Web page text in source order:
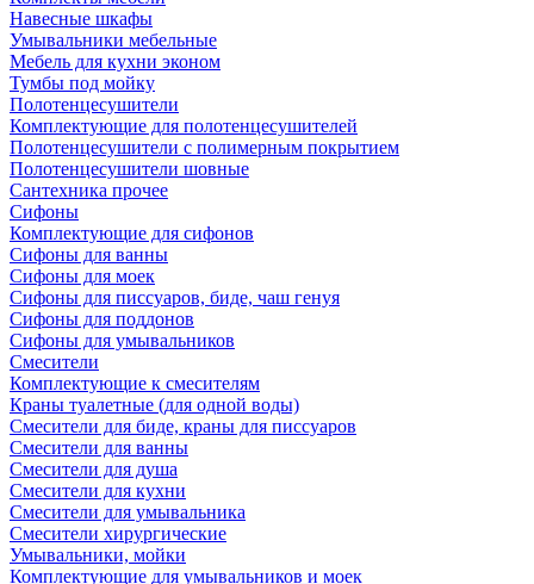
Навесные шкафы
Умывальники мебельные
Мебель для кухни эконом
Тумбы под мойку
Полотенцесушители
Комплектующие для полотенцесушителей
Полотенцесушители с полимерным покрытием
Полотенцесушители шовные
Сантехника прочее
Сифоны
Комплектующие для сифонов
Сифоны для ванны
Сифоны для моек
Сифоны для писсуаров, биде, чаш генуя
Сифоны для поддонов
Сифоны для умывальников
Смесители
Комплектующие к смесителям
Краны туалетные (для одной воды)
Смесители для биде, краны для писсуаров
Смесители для ванны
Смесители для душа
Смесители для кухни
Смесители для умывальника
Смесители хирургические
Умывальники, мойки
Комплектующие для умывальников и моек